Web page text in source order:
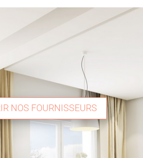
NOS FOURNISSEURS